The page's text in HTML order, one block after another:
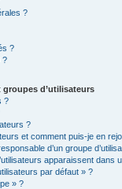
?
?
?
d’utilisateurs
?
?
et comment puis-je en
d’un groupe
apparaissent dans
par défaut » ?
» ?